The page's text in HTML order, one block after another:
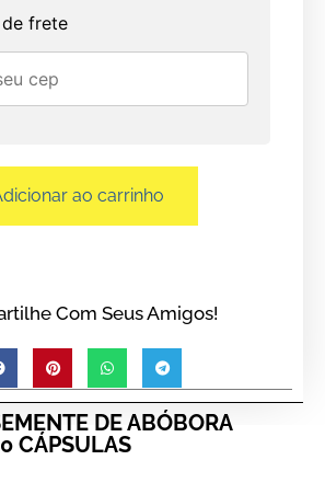
frete
ao carrinho
Com Seus Amigos!
DE ABÓBORA
CÁPSULAS